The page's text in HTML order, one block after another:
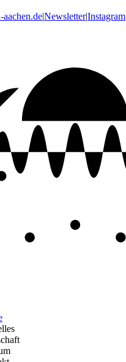
|Newsletter|Instagram